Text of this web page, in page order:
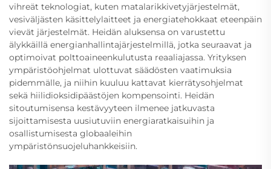
vihreät teknologiat, kuten matalarikkivetyjärjestelmät,
vesiväljästen käsittelylaitteet ja energiatehokkaat eteenpäin
vievät järjestelmät. Heidän aluksensa on varustettu
älykkäillä energianhallintajärjestelmillä, jotka seuraavat ja
optimoivat polttoaineenkulutusta reaaliajassa. Yrityksen
ympäristöohjelmat ulottuvat säädösten vaatimuksia
pidemmälle, ja niihin kuuluu kattavat kierrätysohjelmat
sekä hiilidioksidipäästöjen kompensointi. Heidän
sitoutumisensa kestävyyteen ilmenee jatkuvasta
sijoittamisesta uusiutuviin energiaratkaisuihin ja
osallistumisesta globaaleihin
ympäristönsuojeluhankkeisiin.